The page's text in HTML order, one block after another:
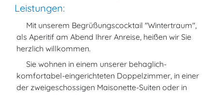
Leistungen:
Mit unserem Begrüßungscocktail "Wintertraum",
als Aperitif am Abend Ihrer Anreise, heißen wir Sie
herzlich willkommen.
Sie wohnen in einem unserer behaglich-
komfortabel-eingerichteten Doppelzimmer, in einer
der zweigeschossigen Maisonette-Suiten oder in